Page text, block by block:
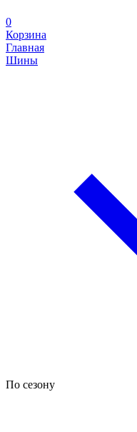
0
Корзина
Главная
Шины
По сезону